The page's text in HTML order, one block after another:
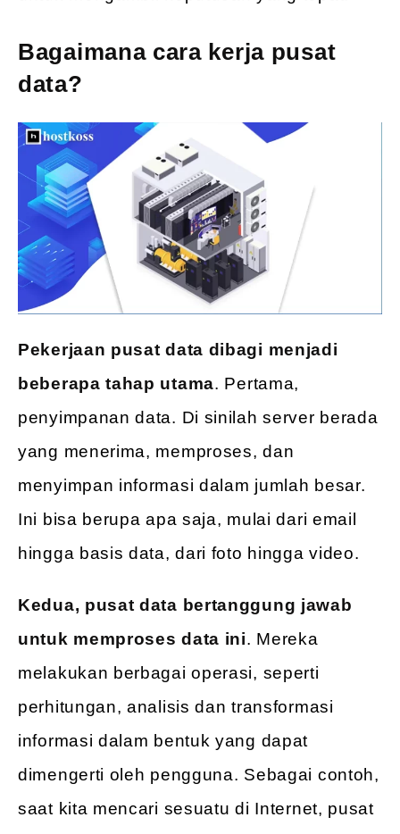
Bagaimana cara kerja pusat
data?
Pekerjaan pusat data dibagi menjadi
beberapa tahap utama. Pertama,
penyimpanan data. Di sinilah server berada
yang menerima, memproses, dan
menyimpan informasi dalam jumlah besar.
Ini bisa berupa apa saja, mulai dari email
hingga basis data, dari foto hingga video.
Kedua, pusat data bertanggung jawab
untuk memproses data ini. Mereka
melakukan berbagai operasi, seperti
perhitungan, analisis dan transformasi
informasi dalam bentuk yang dapat
dimengerti oleh pengguna. Sebagai contoh,
saat kita mencari sesuatu di Internet, pusat